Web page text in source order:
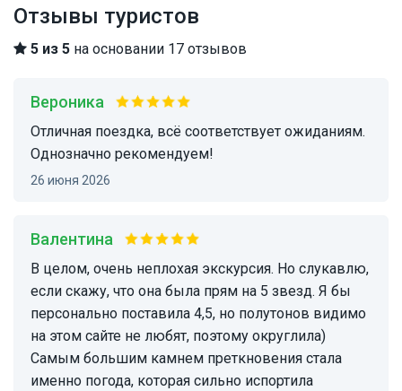
Отзывы туристов
5 из 5 на основании 17 отзывов
Вероника
Отличная поездка, всё соответствует ожиданиям.
Однозначно рекомендуем!
26 июня 2026
Валентина
В целом, очень неплохая экскурсия. Но слукавлю,
если скажу, что она была прям на 5 звезд. Я бы
персонально поставила 4,5, но полутонов видимо
на этом сайте не любят, поэтому округлила)
Самым большим камнем преткновения стала
именно погода, которая сильно испортила